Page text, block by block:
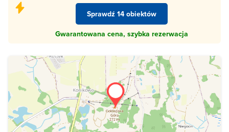
Sprawdź 14 obiektów
Gwarantowana cena, szybka rezerwacja